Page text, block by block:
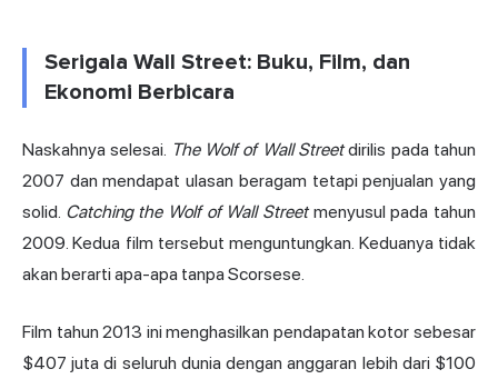
Serigala Wall Street: Buku, Film, dan
Ekonomi Berbicara
Naskahnya selesai. The Wolf of Wall Streetdirilis pada tahun
2007 dan mendapat ulasan beragam tetapi penjualan yang
solid. Catching the Wolf of Wall Streetmenyusul pada tahun
2009. Kedua film tersebut menguntungkan. Keduanya tidak
akan berarti apa-apa tanpa Scorsese.
Film tahun 2013 ini menghasilkan pendapatan kotor sebesar
$407 juta di seluruh dunia dengan anggaran lebih dari $100